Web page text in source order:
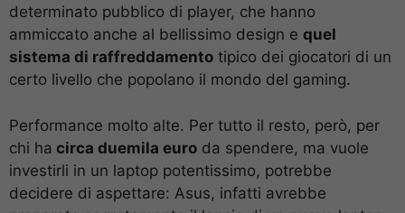
determinato pubblico di player, che hanno
ammiccato anche al bellissimo design e quel
sistema di raffreddamento tipico dei giocatori di un
certo livello che popolano il mondo del gaming.
Performance molto alte. Per tutto il resto, però, per
chi ha circa duemila euro da spendere, ma vuole
investirli in un laptop potentissimo, potrebbe
decidere di aspettare: Asus, infatti avrebbe